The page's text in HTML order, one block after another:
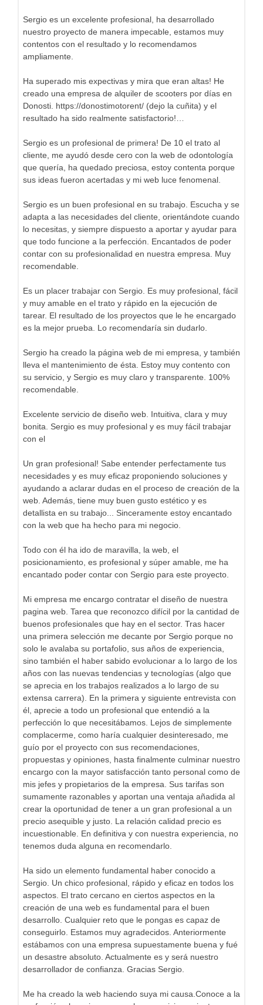
Sergio es un excelente profesional, ha desarrollado
nuestro proyecto de manera impecable, estamos muy
contentos con el resultado y lo recomendamos
ampliamente.
Ha superado mis expectivas y mira que eran altas! He
creado una empresa de alquiler de scooters por días en
Donosti. https://donostimotorent/ (dejo la cuñita) y el
resultado ha sido realmente satisfactorio!…
Sergio es un profesional de primera! De 10 el trato al
cliente, me ayudó desde cero con la web de odontología
que quería, ha quedado preciosa, estoy contenta porque
sus ideas fueron acertadas y mi web luce fenomenal.
Sergio es un buen profesional en su trabajo. Escucha y se
adapta a las necesidades del cliente, orientándote cuando
lo necesitas, y siempre dispuesto a aportar y ayudar para
que todo funcione a la perfección. Encantados de poder
contar con su profesionalidad en nuestra empresa. Muy
recomendable.
Es un placer trabajar con Sergio. Es muy profesional, fácil
y muy amable en el trato y rápido en la ejecución de
tarear. El resultado de los proyectos que le he encargado
es la mejor prueba. Lo recomendaría sin dudarlo.
Sergio ha creado la página web de mi empresa, y también
lleva el mantenimiento de ésta. Estoy muy contento con
su servicio, y Sergio es muy claro y transparente. 100%
recomendable.
Excelente servicio de diseño web. Intuitiva, clara y muy
bonita. Sergio es muy profesional y es muy fácil trabajar
con el
Un gran profesional! Sabe entender perfectamente tus
necesidades y es muy eficaz proponiendo soluciones y
ayudando a aclarar dudas en el proceso de creación de la
web. Además, tiene muy buen gusto estético y es
detallista en su trabajo... Sinceramente estoy encantado
con la web que ha hecho para mi negocio.
Todo con él ha ido de maravilla, la web, el
posicionamiento, es profesional y súper amable, me ha
encantado poder contar con Sergio para este proyecto.
Mi empresa me encargo contratar el diseño de nuestra
pagina web. Tarea que reconozco difícil por la cantidad de
buenos profesionales que hay en el sector. Tras hacer
una primera selección me decante por Sergio porque no
solo le avalaba su portafolio, sus años de experiencia,
sino también el haber sabido evolucionar a lo largo de los
años con las nuevas tendencias y tecnologías (algo que
se aprecia en los trabajos realizados a lo largo de su
extensa carrera). En la primera y siguiente entrevista con
él, aprecie a todo un profesional que entendió a la
perfección lo que necesitábamos. Lejos de simplemente
complacerme, como haría cualquier desinteresado, me
guío por el proyecto con sus recomendaciones,
propuestas y opiniones, hasta finalmente culminar nuestro
encargo con la mayor satisfacción tanto personal como de
mis jefes y propietarios de la empresa. Sus tarifas son
sumamente razonables y aportan una ventaja añadida al
crear la oportunidad de tener a un gran profesional a un
precio asequible y justo. La relación calidad precio es
incuestionable. En definitiva y con nuestra experiencia, no
tenemos duda alguna en recomendarlo.
Ha sido un elemento fundamental haber conocido a
Sergio. Un chico profesional, rápido y eficaz en todos los
aspectos. El trato cercano en ciertos aspectos en la
creación de una web es fundamental para el buen
desarrollo. Cualquier reto que le pongas es capaz de
conseguirlo. Estamos muy agradecidos. Anteriormente
estábamos con una empresa supuestamente buena y fué
un desastre absoluto. Actualmente es y será nuestro
desarrollador de confianza. Gracias Sergio.
Me ha creado la web haciendo suya mi causa.Conoce a la